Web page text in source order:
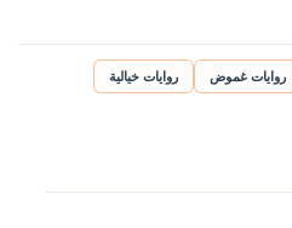
روايات غموض روايات خيالية